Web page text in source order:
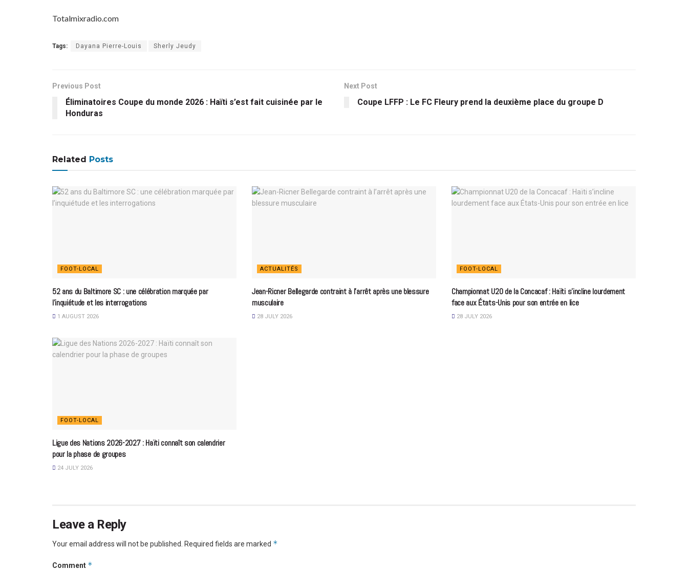
Totalmixradio.com
Tags: Dayana Pierre-Louis Sherly Jeudy
Previous Post
Éliminatoires Coupe du monde 2026 : Haïti s’est fait cuisinée par le
Honduras
Next Post
Coupe LFFP : Le FC Fleury prend la deuxième place du groupe D
Related Posts
FOOT-LOCAL
52 ans du Baltimore SC : une célébration marquée par
l’inquiétude et les interrogations
1 AUGUST 2026
ACTUALITÉS
Jean-Ricner Bellegarde contraint à l’arrêt après une blessure
musculaire
28 JULY 2026
FOOT-LOCAL
Championnat U20 de la Concacaf : Haïti s’incline lourdement
face aux États-Unis pour son entrée en lice
28 JULY 2026
FOOT-LOCAL
Ligue des Nations 2026-2027 : Haïti connaît son calendrier
pour la phase de groupes
24 JULY 2026
Leave a Reply
Your email address will not be published. Required fields are marked *
Comment *